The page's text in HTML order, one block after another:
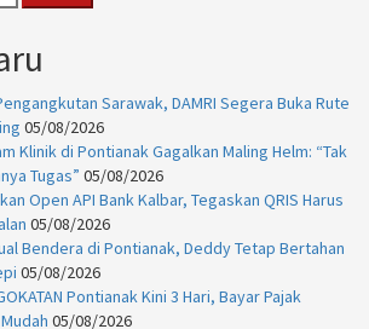
Sarawak, DAMRI Segera Buka Rute
05/08/2026
Klinik di Pontianak Gagalkan Maling Helm: “Tak
Tugas” 05/08/2026
Open API Bank Kalbar, Tegaskan QRIS Harus
05/08/2026
Bendera di Pontianak, Deddy Tetap Bertahan
05/08/2026
Pontianak Kini 3 Hari, Bayar Pajak
05/08/2026